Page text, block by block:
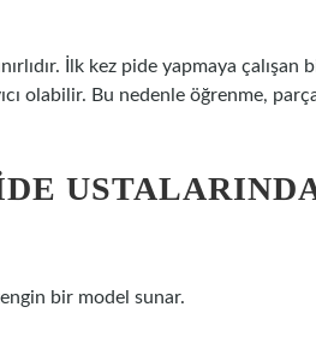
İlk kez pide yapmaya çalışan
olabilir. Bu nedenle öğrenme,
bir model sunar.